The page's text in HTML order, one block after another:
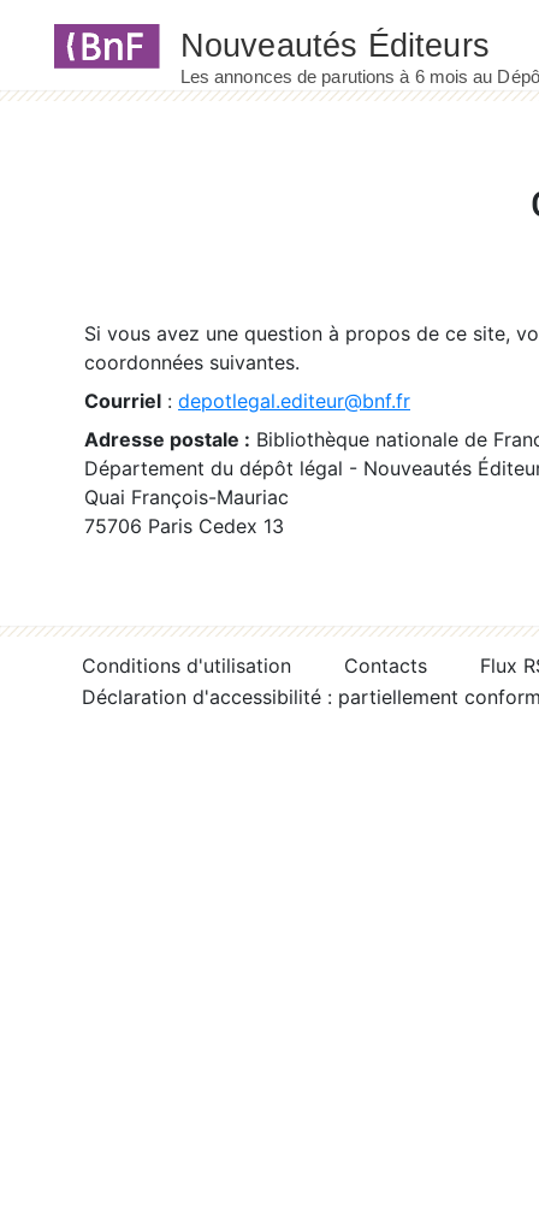
Si vous avez une question à propos de ce site,
coordonnées suivantes.
Courriel : depotlegal.editeur@bnf.fr
Adresse postale : Bibliothèque nationale de
Département du dépôt légal - Nouveautés
Quai François-Mauriac
75706 Paris Cedex 13
Conditions d'utilisation Contacts
Flux
Déclaration d'accessibilité : partiellement